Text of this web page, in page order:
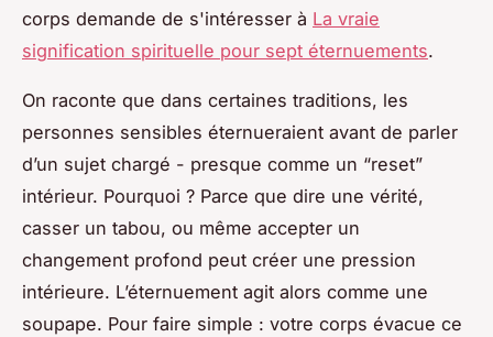
corps demande de s'intéresser à La vraie
signification spirituelle pour sept éternuements.
On raconte que dans certaines traditions, les
personnes sensibles éternueraient avant de parler
d’un sujet chargé - presque comme un “reset”
intérieur. Pourquoi ? Parce que dire une vérité,
casser un tabou, ou même accepter un
changement profond peut créer une pression
intérieure. L’éternuement agit alors comme une
soupape. Pour faire simple : votre corps évacue ce